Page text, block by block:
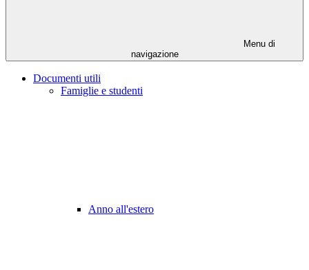
Menu di
navigazione
Documenti utili
Famiglie e studenti
Anno all'estero